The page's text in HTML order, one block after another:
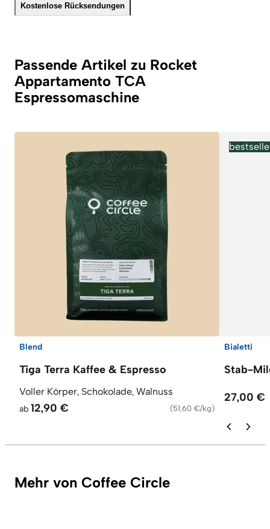
Kostenlose Rücksendungen
Passende Artikel zu Rocket
Appartamento TCA
Espressomaschine
Blend
Tiga Terra Kaffee & Espresso
Voller Körper, Schokolade, Walnuss
ab 12,90 € (51,60 €/kg)
Bialetti
Stab-
27,00 €
Mehr von Coffee Circle